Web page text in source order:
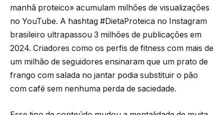
manhã proteico» acumulam milhões de visualizações
no YouTube. A hashtag #DietaProteica no Instagram
brasileiro ultrapassou 3 milhões de publicações em
2024. Criadores como os perfis de fitness com mais de
um milhão de seguidores ensinaram que um prato de
frango com salada no jantar podia substituir o pão
com café sem nenhuma perda de saciedade.